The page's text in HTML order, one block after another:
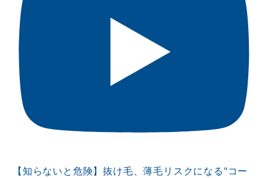
【知らないと危険】抜け毛、薄毛リスクになる"コー